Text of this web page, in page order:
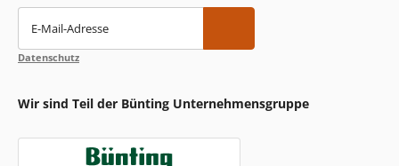
E-Mail-Adresse
Datenschutz
Wir sind Teil der Bünting Unternehmensgruppe